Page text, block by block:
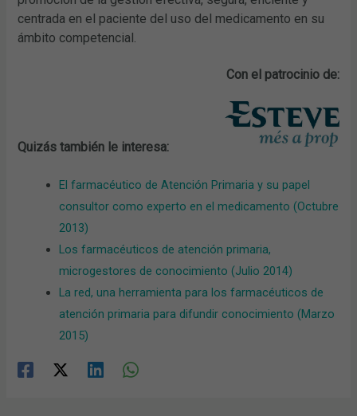
centrada en el paciente del uso del medicamento en su
ámbito competencial.
Con el patrocinio de:
Quizás también le interesa:
El farmacéutico de Atención Primaria y su papel
consultor como experto en el medicamento (Octubre
2013)
Los farmacéuticos de atención primaria,
microgestores de conocimiento (Julio 2014)
La red, una herramienta para los farmacéuticos de
atención primaria para difundir conocimiento (Marzo
2015)